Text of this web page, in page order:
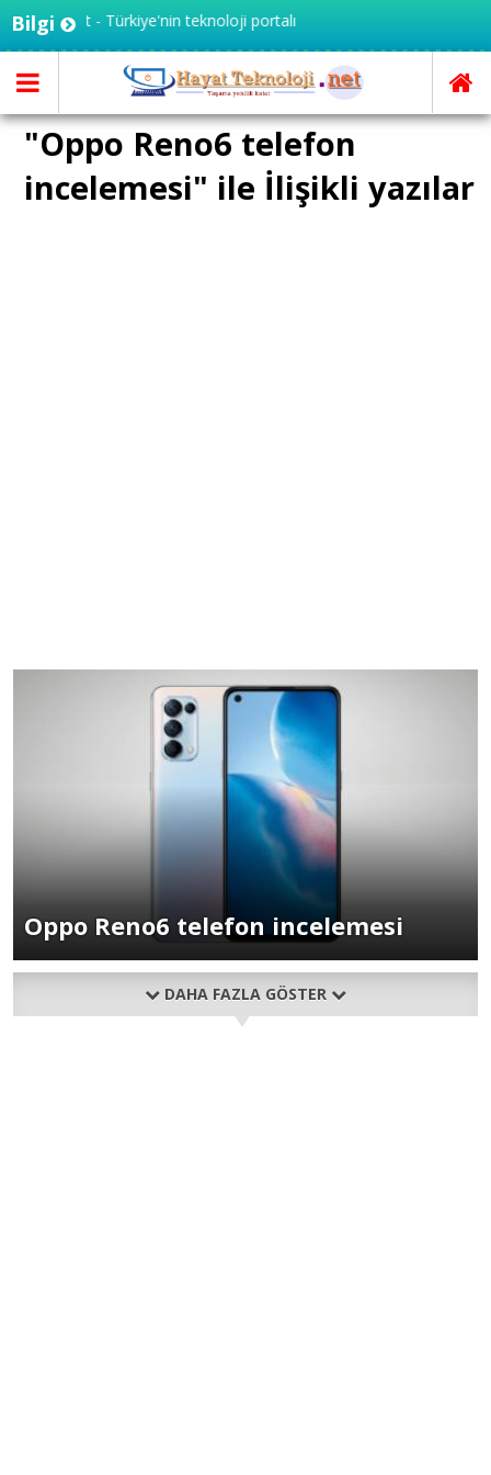
Bilgi - Türkiye'nin teknoloji portalı
"Oppo Reno6 telefon
incelemesi" ile İlişikli yazılar
Oppo Reno6 telefon incelemesi
DAHA FAZLA GÖSTER